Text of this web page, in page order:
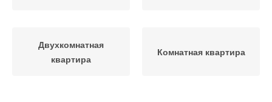
Двухкомнатная
квартира
Комнатная квартира